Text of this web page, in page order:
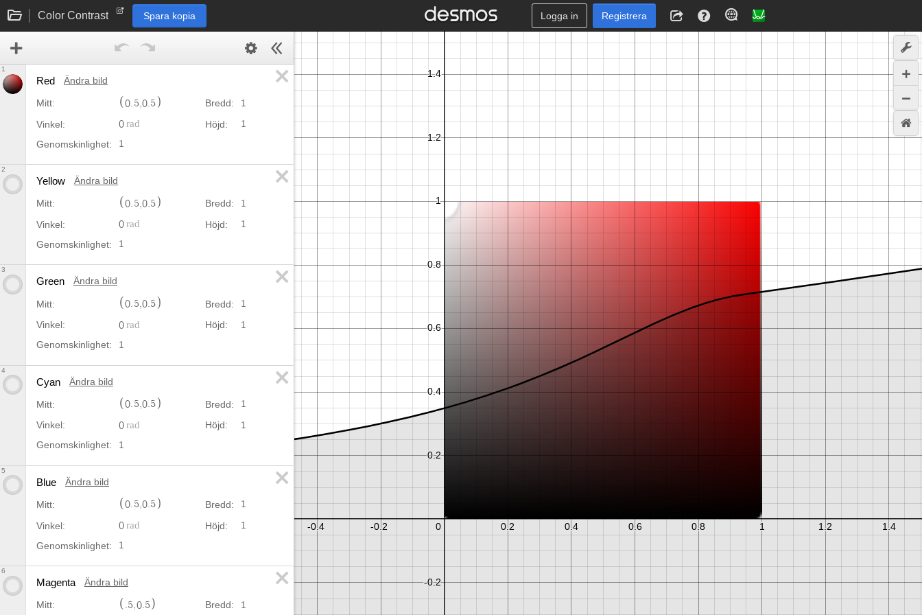
Color Contrast Spara kopia Logga in Registrera
Red Ändra bild
Mitt: 0 5, 0 5 Bredd:
1
Vinkel:
0 Höjd:
1
Genomskinlighet:
1
1
Yellow Ändra bild
Mitt: 0 5, 0 5 Bredd:
1
Vinkel:
0 Höjd:
1
Genomskinlighet:
1
2
Green Ändra bild
Mitt: 0 5, 0 5 Bredd:
1
Vinkel:
0 Höjd:
1
Genomskinlighet:
1
3
Cyan Ändra bild
Mitt: 0.5,0.5 Bredd:
1
Vinkel:
0 Höjd:
1
Genomskinlighet:
1
4
Blue Ändra bild
Mitt: 0.5,0.5 Bredd:
1
Vinkel:
0 Höjd:
1
Genomskinlighet:
1
5
Magenta Ändra bild
Mitt: 5 0. 5 Bredd: 1
6